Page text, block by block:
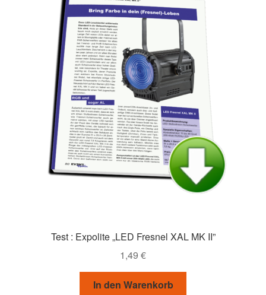
Test : Expolite „LED Fresnel XAL MK II”
1,49 €
In den Warenkorb